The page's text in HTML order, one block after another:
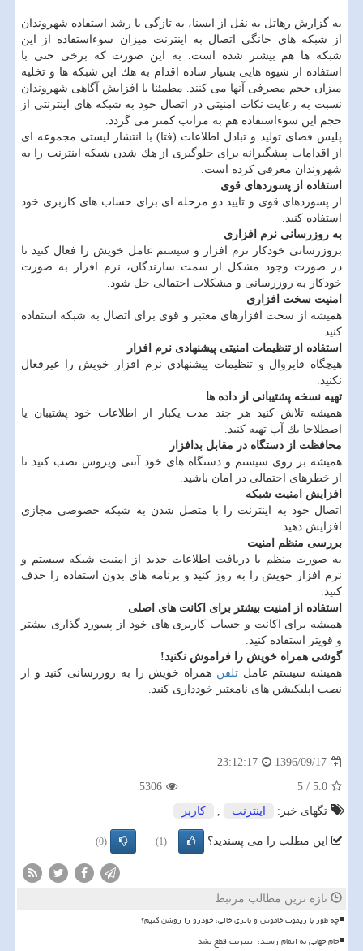
به گزارش رهاتل به نقل از ایسنا، به تازگی با رشد استفاده شهروندان
از شبكه های خانگی اتصال به اینترنت میزان سوءاستفاده از این
شبكه ها هم بیشتر شده است. به این صورت كه برخی حتی با
استفاده از شیوه هایی بسیار ساده اقدام به هك این شبكه ها و تخلیه
میزان حجم مصرفی آنها می كنند. مطمئنا با افزایش آگاهی شهروندان
نسبت به رعایت نكات امنیتی در اتصال خود به شبكه های اینترنتی از
حجم این سوءاستفاده هم به مراتب كمتر می گردد.
پلیس فضای تولید و تبادل اطلاعات (فتا) با انتشار لیستی مجموعه ای
از اقدامات پیشگیرانه برای جلوگیری از هك شدن شبكه اینترنت را به
شهروندان معرفی كرده است.
استفاده از پسوردهای قوی
از پسوردهای قوی و تایید دو مرحله ای برای حساب های كاربری خود
استفاده كنید.
به روزرسانی نرم افزاری
بروزرسانی خودكار نرم افزار و سیستم عامل خویش را فعال كنید تا
در صورت وجود مشكل از سمت سازندگان، نرم افزار به صورت
خودكار به روزرسانی و مشكلات احتمالی حل شود.
امنیت سخت افزاری
همیشه از سخت افزارهای معتبر و قوی برای اتصال به شبكه استفاده
كنید.
استفاده از تنظیمات امنیتی پیشنهادی نرم افزار
هیچگاه فایروال و تنظیمات پیشنهادی نرم افزار خویش را غیرفعال
نكنید.
تهیه نسخه پشتیبانی از داده ها
همیشه تلاش كنید هر چند مدت یكبار از اطلاعات خود پشتیبان یا
اصطلاحا بك آپ تهیه كنید.
محافظت از دستگاه در مقابل بدافزار
همیشه بر روی سیستم و دستگاه های خود آنتی ویروس نصب كنید تا
از خطرهای احتمالی در امان باشید.
افزایش امنیت شبكه
اتصال خود به اینترنت را با متصل شدن به شبكه خصوصی مجازی
افزایش دهید.
بررسی منظم امنیت
به صورت منظم با دریافت اطلاعات جدید از امنیت شبكه سیستم و
نرم افزار خویش را به روز كنید و برنامه های بدون استفاده را حذف
كنید.
استفاده از امنیت بیشتر برای اكانت های اصلی
همیشه برای اكانت و حساب كاربری های خود از پسورد گذاری بیشتر
و قویتر استفاده كنید.
گوشی همراه خویش را فراموش نكنید!
همیشه سیستم عاملتلفن همراه خویش را به روزرسانی كنید و از
نصب اپلیكیشن های نامعتبر خودداری كنید.
1396/09/17
23:12:17
5.0
/
5
5306
تگهای خبر:
اینترنت , كاربر
این مطلب را می پسندید؟ (1)
(0)
تازه ترین مطالب مرتبط
چه طور با ریموت خاموش و باتری خالی، خودرو را روشن کنیم؟
️جام جهانی به اتمام رسید، اینترنت قطع نشد